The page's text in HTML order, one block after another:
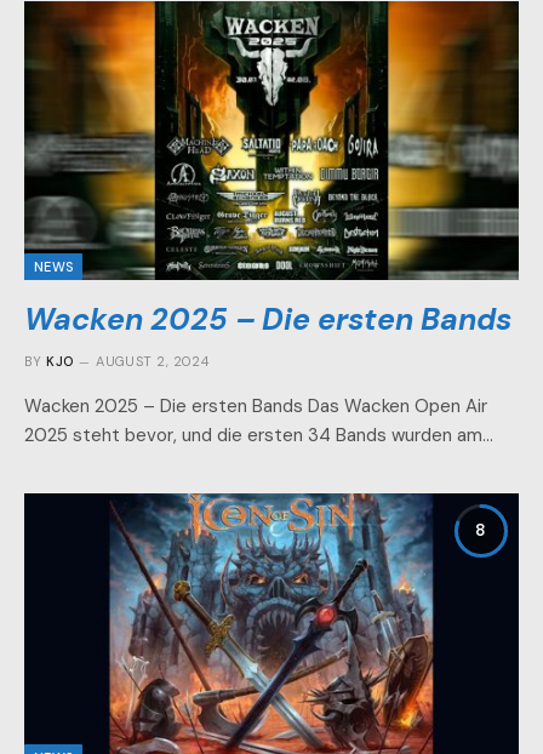
NEWS
Wacken 2025 – Die ersten Bands
BY KJO AUGUST 2, 2024
Wacken 2025 – Die ersten Bands Das Wacken Open Air
2025 steht bevor, und die ersten 34 Bands wurden am…
8